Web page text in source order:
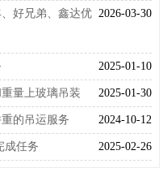
2026-03-30
好兄弟、鑫达优
2025-01-10
2025-01-30
量上玻璃吊装
2024-10-12
的吊运服务
2025-02-26
成任务